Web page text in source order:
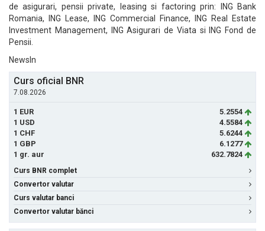
de asigurari, pensii private, leasing si factoring prin: ING Bank
Romania, ING Lease, ING Commercial Finance, ING Real Estate
Investment Management, ING Asigurari de Viata si ING Fond de
Pensii.
NewsIn
Curs oficial BNR
7.08.2026
1 EUR
5.2554
1 USD
4.5584
1 CHF
5.6244
1 GBP
6.1277
1 gr. aur
632.7824
Curs BNR complet
Convertor valutar
Curs valutar banci
Convertor valutar bănci